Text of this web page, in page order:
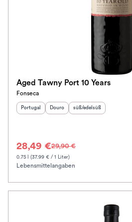
Aged Tawny Port 10 Years
Fonseca
Herkunftsland:
Portugal Herkunftsregion:
Douro Geschmack:
süß/edelsüß
28,49 €29,90 €
0.75 l (37.99 € / 1 Liter)
Lebensmittelangaben